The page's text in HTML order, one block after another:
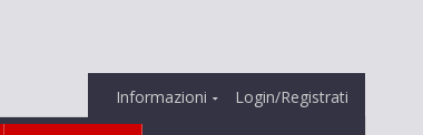
Informazioni Login/Registrati